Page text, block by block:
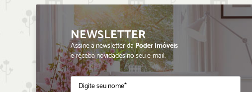
NEWSLETTER
Assine a newsletter daPoder Imóveis
e receba novidades no seu e-mail.